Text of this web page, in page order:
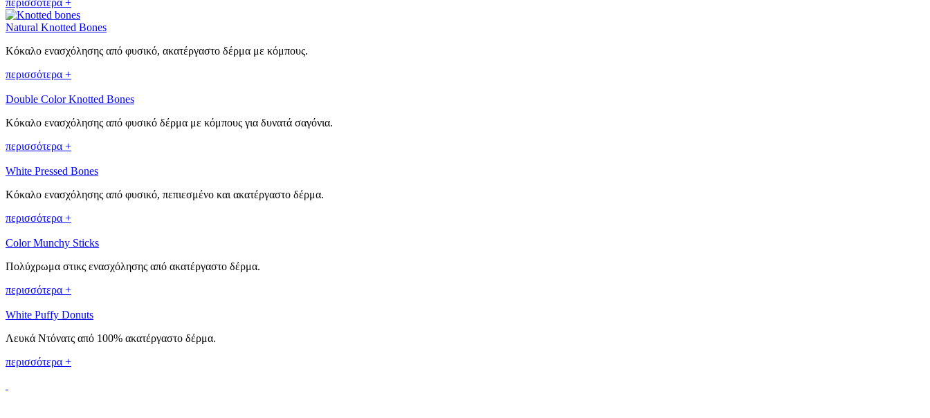
περισσότερα +
Natural Knotted Bones
Κόκαλο ενασχόλησης από φυσικό, ακατέργαστο δέρμα με κόμπους.
περισσότερα +
Double Color Knotted Bones
Κόκαλο ενασχόλησης από φυσικό δέρμα με κόμπους για δυνατά σαγόνια.
περισσότερα +
White Pressed Bones
Κόκαλο ενασχόλησης από φυσικό, πεπιεσμένο και ακατέργαστο δέρμα.
περισσότερα +
Color Munchy Sticks
Πολύχρωμα στικς ενασχόλησης από ακατέργαστο δέρμα.
περισσότερα +
White Puffy Donuts
Λευκά Ντόνατς από 100% ακατέργαστο δέρμα.
περισσότερα +